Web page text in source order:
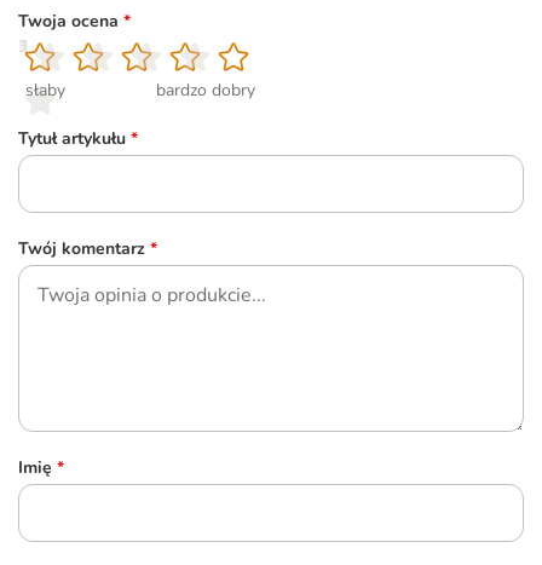
Twoja ocena *
1
słaby
2
3
4
5
bardzo dobry
Tytuł artykułu *
Twój komentarz *
Imię *